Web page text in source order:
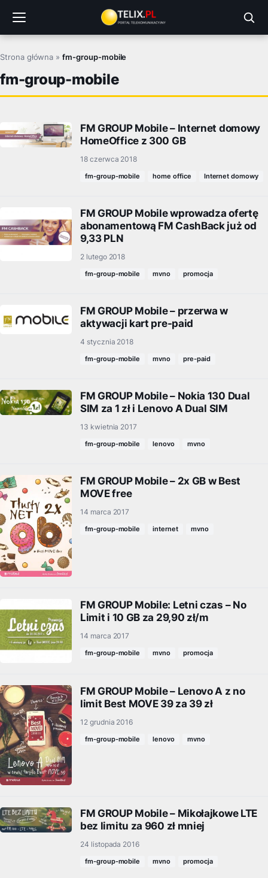
treści
Strona główna »fm-group-mobile
fm-group-mobile
FM GROUP Mobile – Internet domowy
HomeOffice z 300 GB
18 czerwca 2018
fm-group-mobile home office Internet domowy
FM GROUP Mobile wprowadza ofertę
abonamentową FM CashBack już od
9,33 PLN
2 lutego 2018
fm-group-mobile mvno promocja
FM GROUP Mobile – przerwa w
aktywacji kart pre-paid
4 stycznia 2018
fm-group-mobile mvno pre-paid
FM GROUP Mobile – Nokia 130 Dual
SIM za 1 zł i Lenovo A Dual SIM
13 kwietnia 2017
fm-group-mobile lenovo mvno
FM GROUP Mobile – 2x GB w Best
MOVE free
14 marca 2017
fm-group-mobile internet mvno
FM GROUP Mobile: Letni czas – No
Limit i 10 GB za 29,90 zł/m
14 marca 2017
fm-group-mobile mvno promocja
FM GROUP Mobile – Lenovo A z no
limit Best MOVE 39 za 39 zł
12 grudnia 2016
fm-group-mobile lenovo mvno
FM GROUP Mobile – Mikołajkowe LTE
bez limitu za 960 zł mniej
24 listopada 2016
fm-group-mobile mvno promocja